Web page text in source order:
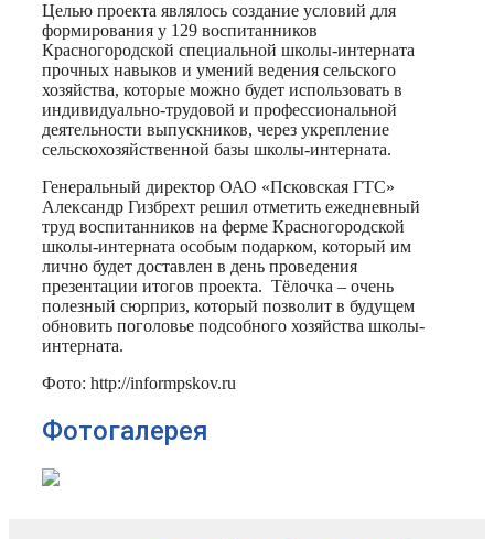
Целью проекта являлось создание условий для
формирования у 129 воспитанников
Красногородской специальной школы-интерната
прочных навыков и умений ведения сельского
хозяйства, которые можно будет использовать в
индивидуально-трудовой и профессиональной
деятельности выпускников, через укрепление
сельскохозяйственной базы школы-интерната.
Генеральный директор ОАО «Псковская ГТС»
Александр Гизбрехт решил отметить ежедневный
труд воспитанников на ферме Красногородской
школы-интерната особым подарком, который им
лично будет доставлен в день проведения
презентации итогов проекта. Тёлочка – очень
полезный сюрприз, который позволит в будущем
обновить поголовье подсобного хозяйства школы-
интерната.
Фото: http://informpskov.ru
Фотогалерея